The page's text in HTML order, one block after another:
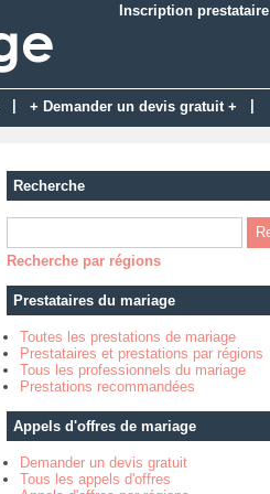
Inscription prestataire
+ Demander un devis gratuit +
Recherche
Recherche par régions
Prestataires du mariage
Toutes les prestations de mariage
Prestataires et prestations par régions
Tous les professionnels du mariage
Prestations recommandées
Appels d'offres de mariage
Demander un devis gratuit
Tous les appels d'offres